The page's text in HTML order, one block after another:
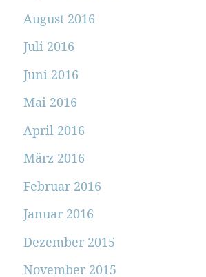
August 2016
Juli 2016
Juni 2016
Mai 2016
April 2016
März 2016
Februar 2016
Januar 2016
Dezember 2015
November 2015